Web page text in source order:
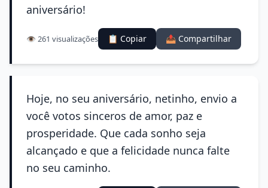
aniversário!
👁️ 261 visualizações 📋 Copiar 📤 Compartilhar
Hoje, no seu aniversário, netinho, envio a
você votos sinceros de amor, paz e
prosperidade. Que cada sonho seja
alcançado e que a felicidade nunca falte
no seu caminho.